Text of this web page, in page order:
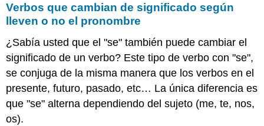
Verbos que cambian de significado según
lleven o no el pronombre
¿Sabía usted que el "se" también puede cambiar el
significado de un verbo? Este tipo de verbo con "se",
se conjuga de la misma manera que los verbos en el
presente, futuro, pasado, etc… La única diferencia es
que "se" alterna dependiendo del sujeto (me, te, nos,
os).